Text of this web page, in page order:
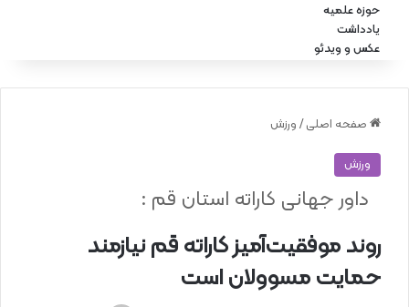
حوزه علمیه
یادداشت
عکس و ویدئو
صفحه اصلی / ورزش
ورزش
روند موفقیت‌آمیز کاراته قم نیازمند
حمایت مسوولان است
داور جهانی کاراته استان قم :